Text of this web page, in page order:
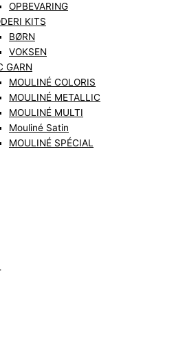
OPBEVARING
KITS
BØRN
VOKSEN
GARN
MOULINÉ COLORIS
MOULINÉ METALLIC
MOULINÉ MULTI
Mouliné Satin
MOULINÉ SPÉCIAL